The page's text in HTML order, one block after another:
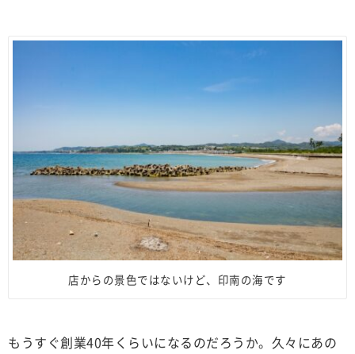
店からの景色ではないけど、印南の海です
もうすぐ創業40年くらいになるのだろうか。久々にあの